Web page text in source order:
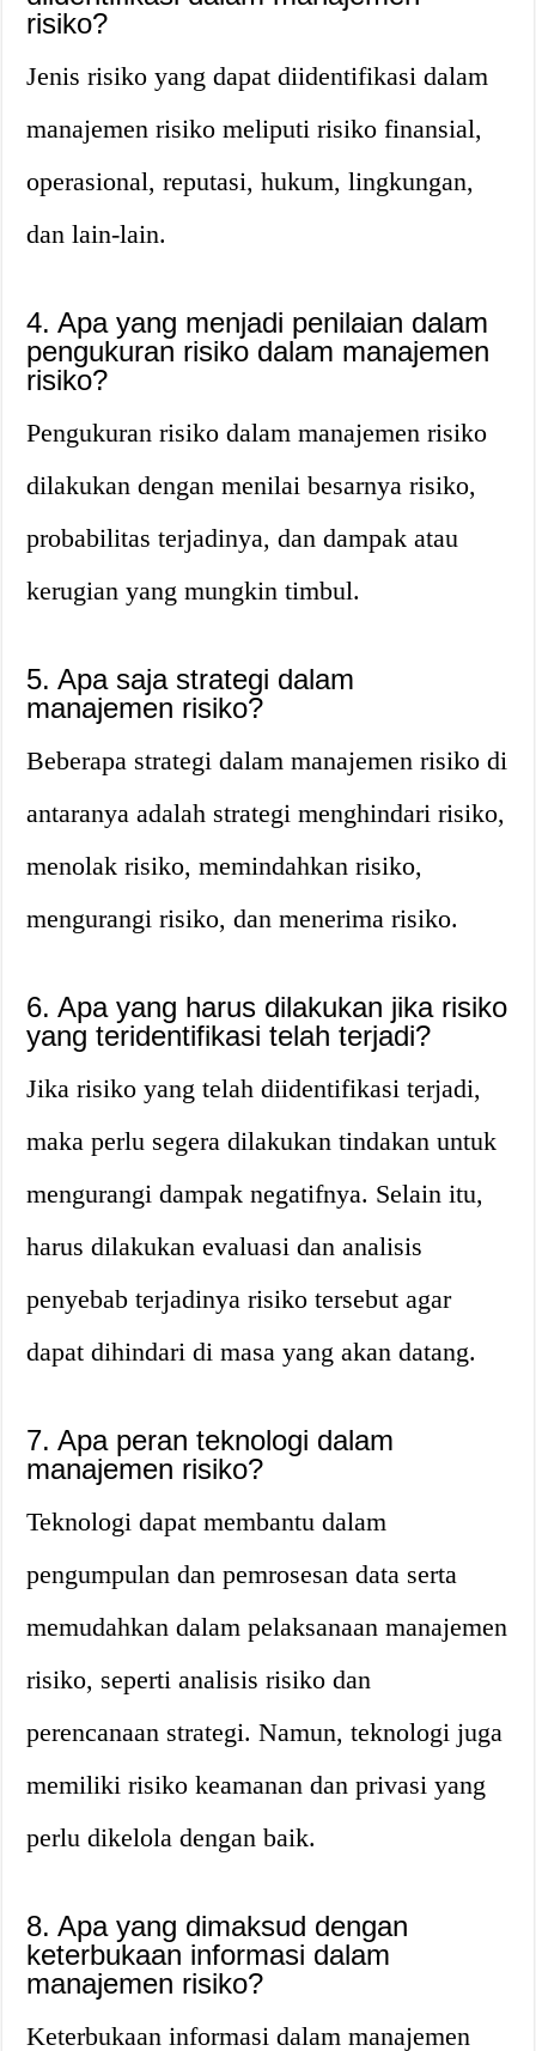
risiko?
Jenis risiko yang dapat diidentifikasi dalam
manajemen risiko meliputi risiko finansial,
operasional, reputasi, hukum, lingkungan,
dan lain-lain.
4. Apa yang menjadi penilaian dalam
pengukuran risiko dalam manajemen
risiko?
Pengukuran risiko dalam manajemen risiko
dilakukan dengan menilai besarnya risiko,
probabilitas terjadinya, dan dampak atau
kerugian yang mungkin timbul.
5. Apa saja strategi dalam
manajemen risiko?
Beberapa strategi dalam manajemen risiko di
antaranya adalah strategi menghindari risiko,
menolak risiko, memindahkan risiko,
mengurangi risiko, dan menerima risiko.
6. Apa yang harus dilakukan jika risiko
yang teridentifikasi telah terjadi?
Jika risiko yang telah diidentifikasi terjadi,
maka perlu segera dilakukan tindakan untuk
mengurangi dampak negatifnya. Selain itu,
harus dilakukan evaluasi dan analisis
penyebab terjadinya risiko tersebut agar
dapat dihindari di masa yang akan datang.
7. Apa peran teknologi dalam
manajemen risiko?
Teknologi dapat membantu dalam
pengumpulan dan pemrosesan data serta
memudahkan dalam pelaksanaan manajemen
risiko, seperti analisis risiko dan
perencanaan strategi. Namun, teknologi juga
memiliki risiko keamanan dan privasi yang
perlu dikelola dengan baik.
8. Apa yang dimaksud dengan
keterbukaan informasi dalam
manajemen risiko?
Keterbukaan informasi dalam manajemen